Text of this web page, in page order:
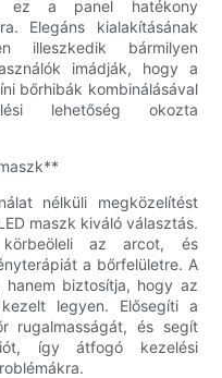
ez a panel hatékony
Elegáns kialakításának
illeszkedik bármilyen
imádják, hogy a
bőrhibák kombinálásával
lehetőség okozta
nélküli megközelítést
maszk kiváló választás.
az arcot, és
a bőrfelületre. A
hanem biztosítja, hogy az
legyen. Elősegíti a
rugalmasságát, és segít
így átfogó kezelési